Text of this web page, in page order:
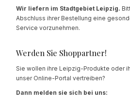
Wir liefern im Stadtgebiet Leipzig.
Abschluss ihrer Bestellung eine
Service vorzunehmen.
Werden Sie Shoppartner!
Sie wollen ihre Leipzig-Produkte oder
unser Online-Portal vertreiben?
Dann melden sie sich bei uns: